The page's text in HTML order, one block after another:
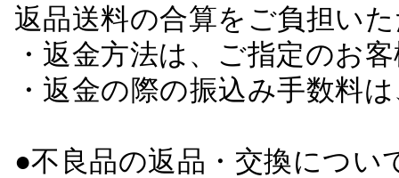
返品送料の合算をご負担い
・返金方法は、ご指定のお
・返金の際の振込み手数料
●不良品の返品・交換につい